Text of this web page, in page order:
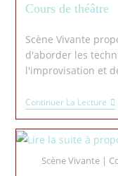
Cours de théâtre
Scène Vivante
d'aborder les
l'improvisation et
Continuer La Lecture
Scène Vivante |